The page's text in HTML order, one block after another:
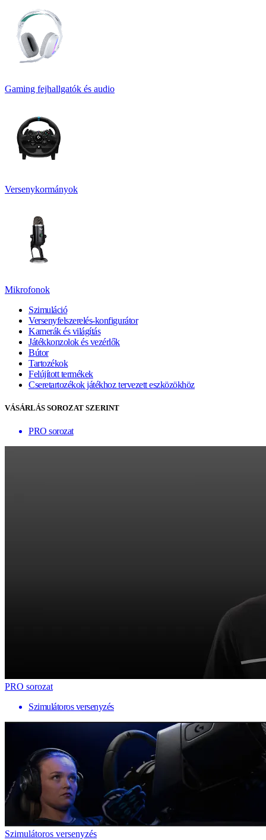
Gaming fejhallgatók és audio
Versenykormányok
Mikrofonok
Szimuláció
Versenyfelszerelés-konfigurátor
Kamerák és világítás
Játékkonzolok és vezérlők
Bútor
Tartozékok
Felújított termékek
Cseretartozékok játékhoz tervezett eszközökhöz
VÁSÁRLÁS SOROZAT SZERINT
PRO sorozat
PRO sorozat
Szimulátoros versenyzés
Szimulátoros versenyzés